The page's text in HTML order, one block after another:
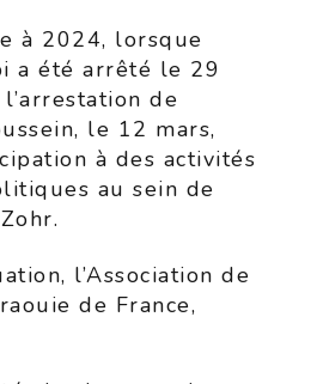
à 2024, lorsque
a été arrêté le 29
de
le 12 mars,
à des activités
au sein de
l’Association de
de France,